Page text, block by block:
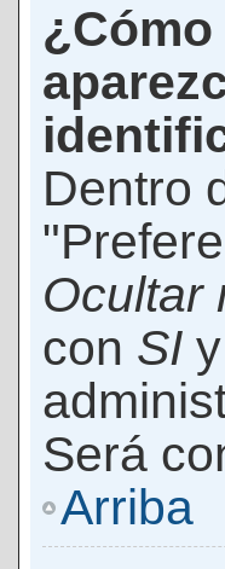
Dentro
Ocultar
con SI
Será
Arriba